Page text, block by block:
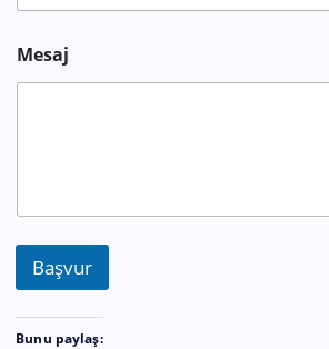
Mesaj
Başvur
Bunu paylaş: